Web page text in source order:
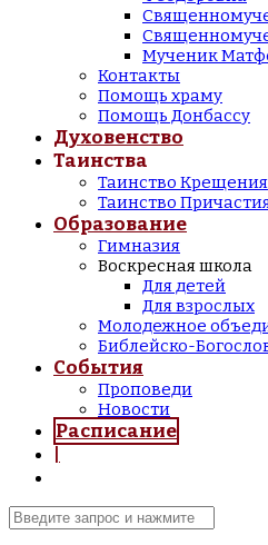
Мученик
Контакты
Помощь храму
Помощь Донбассу
Духовенство
Таинства
Таинство Крещения
Таинство
Образование
Гимназия
Воскресная школа
Для детей
Для взрослых
Молодежное
Библейско-
События
Проповеди
Новости
Расписание